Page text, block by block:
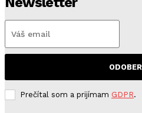
Prečítal som a prijímam GDPR.